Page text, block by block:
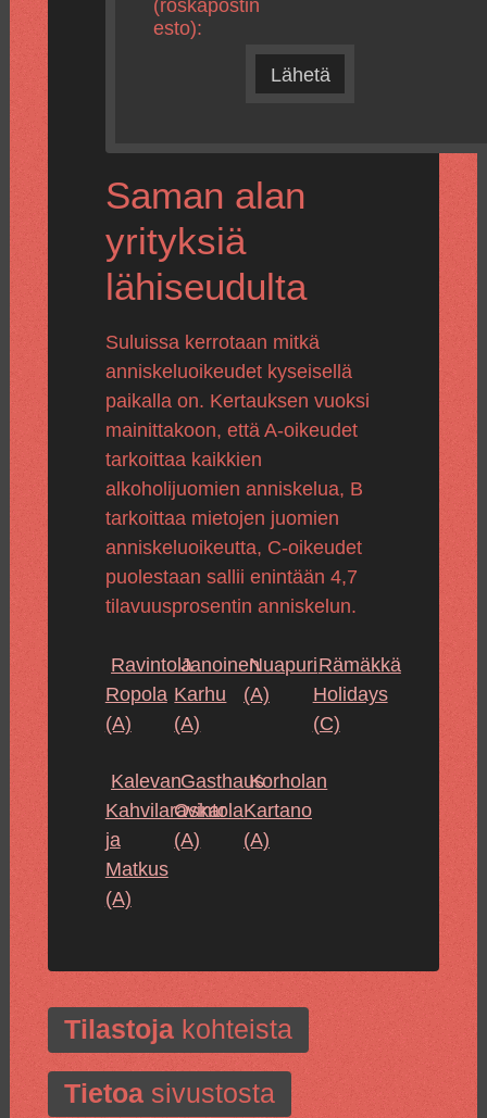
(roskapostin
esto):
Lähetä
Saman alan
yrityksiä
lähiseudulta
Suluissa kerrotaan mitkä
anniskeluoikeudet kyseisellä
paikalla on. Kertauksen vuoksi
mainittakoon, että A-oikeudet
tarkoittaa kaikkien
alkoholijuomien anniskelua, B
tarkoittaa mietojen juomien
anniskeluoikeutta, C-oikeudet
puolestaan sallii enintään 4,7
tilavuusprosentin anniskelun.
Ravintola
Ropola
(A)
Janoinen
Karhu
(A)
Nuapuri
(A)
Rämäkkä
Holidays
(C)
Kalevan
Kahvilaravintola
ja
Matkus
(A)
Gasthaus
Oskar
(A)
Korholan
Kartano
(A)
Tilastojakohteista
Tietoasivustosta